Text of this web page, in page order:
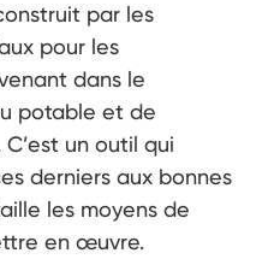
par les
pour les
dans le
potable et de
C’est un outil qui
derniers aux bonnes
les moyens de
en œuvre.